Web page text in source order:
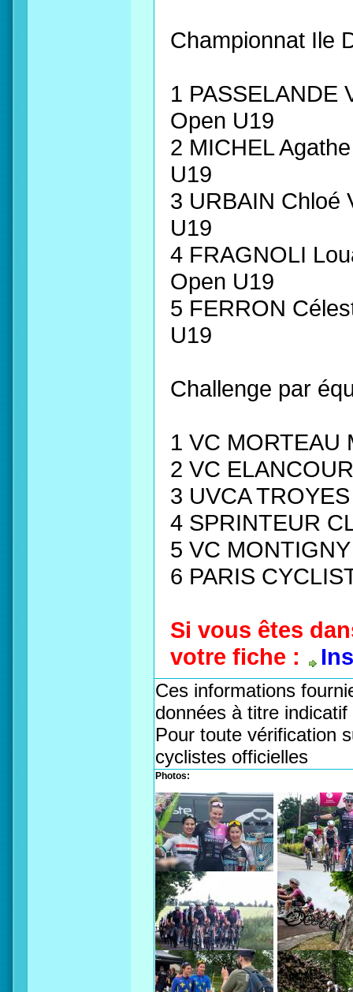
Championnat Ile
1 PASSELANDE
Open U19
2 MICHEL
U19
3 URBAIN Chloé
U19
4 FRAGNOLI
Open U19
5 FERRON
U19
Challenge par
1 VC MORTEAU
2 VC
3 UVCA
4 SPRINTEUR
5 VC
6 PARIS
Si vous êtes
votre fiche :
Ces informations
données à titre
Pour toute vérification
cyclistes officielles
Photos: